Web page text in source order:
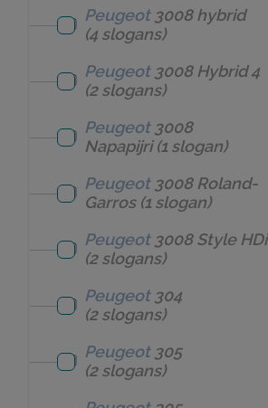
Peugeot 3008 hybrid
(4 slogans)
Peugeot 3008 Hybrid 4
(2 slogans)
Peugeot 3008
Napapijri(1 slogan)
Peugeot 3008 Roland-
Garros(1 slogan)
Peugeot 3008 Style HDi
(2 slogans)
Peugeot 304
(2 slogans)
Peugeot 305
(2 slogans)